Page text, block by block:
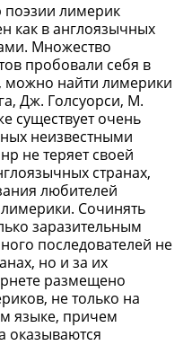
поэзии лимерик
как в англоязычных
Множество
пробовали себя в
можно найти лимерики
Дж. Голсуорси, М.
существует очень
неизвестными
не теряет своей
странах,
любителей
Сочинять
заразительным
последователей не
но и за их
размещено
не только на
языке, причем
оказываются